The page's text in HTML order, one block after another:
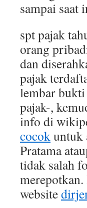
sampai saat
spt pajak
orang
dan
pajak
lembar
pajak-,
info di
cocokuntuk
Pratama
tidak salah
website